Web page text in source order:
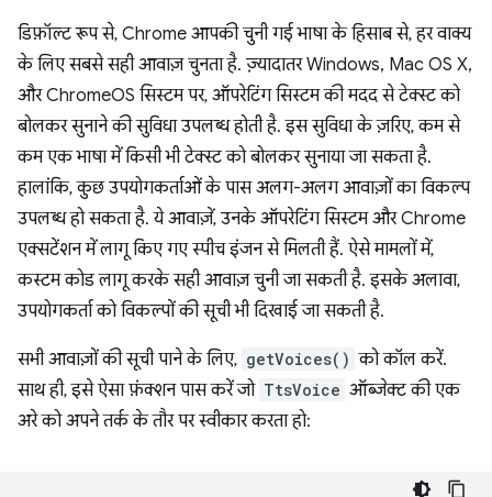
डिफ़ॉल्ट रूप से, Chrome आपकी चुनी गई भाषा के हिसाब से, हर वाक्य
के लिए सबसे सही आवाज़ चुनता है. ज़्यादातर Windows, Mac OS X,
और ChromeOS सिस्टम पर, ऑपरेटिंग सिस्टम की मदद से टेक्स्ट को
बोलकर सुनाने की सुविधा उपलब्ध होती है. इस सुविधा के ज़रिए, कम से
कम एक भाषा में किसी भी टेक्स्ट को बोलकर सुनाया जा सकता है.
हालांकि, कुछ उपयोगकर्ताओं के पास अलग-अलग आवाज़ों का विकल्प
उपलब्ध हो सकता है. ये आवाज़ें, उनके ऑपरेटिंग सिस्टम और Chrome
एक्सटेंशन में लागू किए गए स्पीच इंजन से मिलती हैं. ऐसे मामलों में,
कस्टम कोड लागू करके सही आवाज़ चुनी जा सकती है. इसके अलावा,
उपयोगकर्ता को विकल्पों की सूची भी दिखाई जा सकती है.
सभी आवाज़ों की सूची पाने के लिए, getVoices() को कॉल करें.
साथ ही, इसे ऐसा फ़ंक्शन पास करें जो TtsVoice ऑब्जेक्ट की एक
अरे को अपने तर्क के तौर पर स्वीकार करता हो: